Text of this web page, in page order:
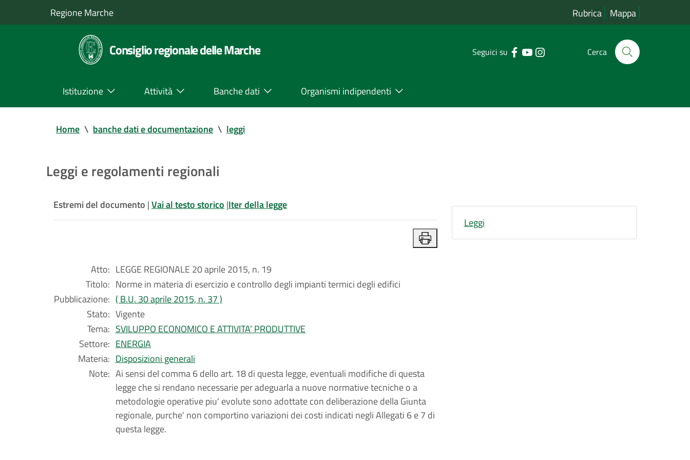
Regione Marche Rubrica Mappa
Consiglio regionale delle Marche Seguici su Cerca
Istituzione Attività Banche dati Organismi indipendenti
Home \ banche dati e documentazione \ leggi
Leggi e regolamenti regionali
Estremi del documento |Vai al testo storico |Iter della legge
Atto: LEGGE REGIONALE 20 aprile 2015, n. 19
Titolo: Norme in materia di esercizio e controllo degli impianti termici degli edifici
Pubblicazione: ( B.U. 30 aprile 2015, n. 37 )
Stato: Vigente
Tema: SVILUPPO ECONOMICO E ATTIVITA’ PRODUTTIVE
Settore: ENERGIA
Materia: Disposizioni generali
Note: Ai sensi del comma 6 dello art. 18 di questa legge, eventuali modifiche di questa
legge che si rendano necessarie per adeguarla a nuove normative tecniche o a
metodologie operative piu' evolute sono adottate con deliberazione della Giunta
regionale, purche' non comportino variazioni dei costi indicati negli Allegati 6 e 7 di
questa legge.
Leggi